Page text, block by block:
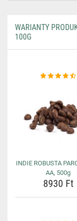
WARIANTY
100G
INDIE ROBUSTA
AA, 500g
8930 Ft